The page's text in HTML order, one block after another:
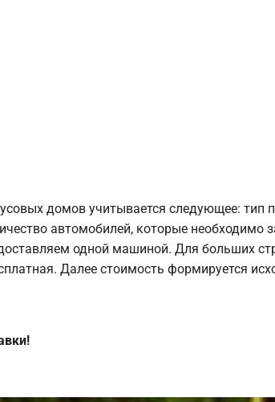
домов учитывается следующее: тип
автомобилей, которые необходимо
одной машиной. Для больших
Далее стоимость формируется